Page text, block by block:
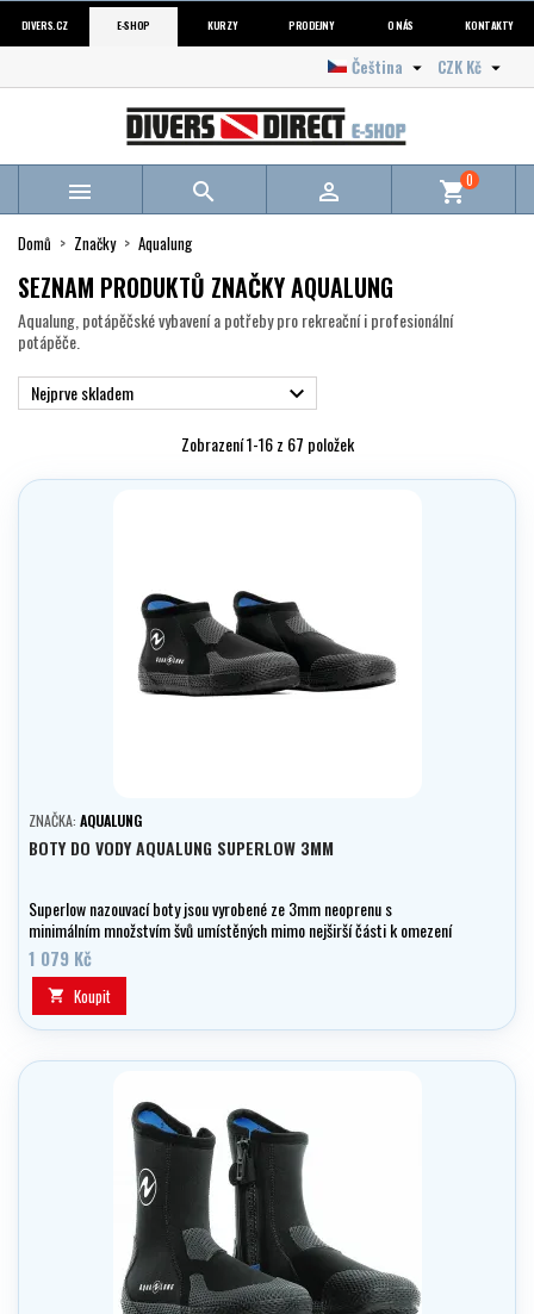
DIVERS.CZ E-SHOP KURZY PRODEJNY O NÁS KONTAKTY
CZK Kč 
Čeština 
   shopping_cart0
Domů Značky Aqualung
SEZNAM PRODUKTŮ ZNAČKY AQUALUNG
Aqualung, potápěčské vybavení a potřeby pro rekreační i profesionální
potápěče.
Nejprve skladem 
Zobrazení 1-16 z 67 položek
ZNAČKA: AQUALUNG
BOTY DO VODY AQUALUNG SUPERLOW 3MM
Superlow nazouvací boty jsou vyrobené ze 3mm neoprenu s
minimálním množstvím švů umístěných mimo nejširší části k omezení
vnitřního tření.
1 079 Kč
 Koupit